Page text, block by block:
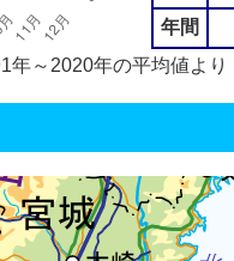
年間
年～2020年の平均値より